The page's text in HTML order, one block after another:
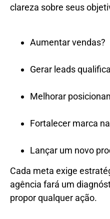
clareza sobre seus
Aumentar vendas?
Gerar leads
Melhorar
Fortalecer marca
Lançar um novo
Cada meta exige
agência fará um
propor qualquer ação.